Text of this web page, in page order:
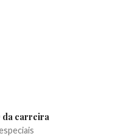
da carreira